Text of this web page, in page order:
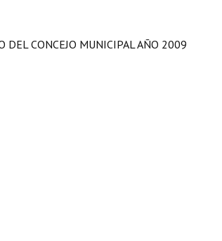
DEL CONCEJO MUNICIPAL AÑO 2009